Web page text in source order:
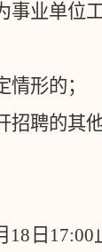
业单位工
形的；
聘的其
18 日 17:00